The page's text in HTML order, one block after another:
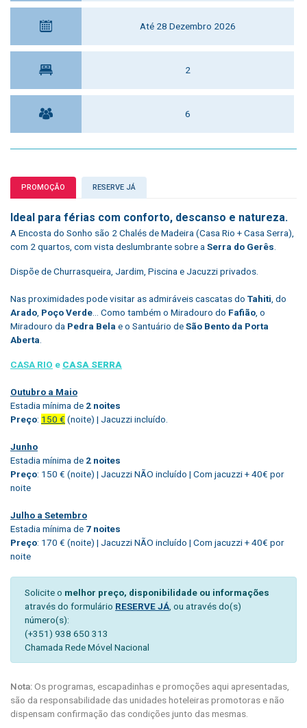
Até 28 Dezembro 2026
2
6
PROMOÇÃO RESERVE JÁ
Ideal para férias com conforto, descanso e natureza.
A Encosta do Sonho são 2 Chalés de Madeira (Casa Rio + Casa Serra),
com 2 quartos, com vista deslumbrante sobre a Serra do Gerês
Dispõe de Churrasqueira, Jardim, Piscina e Jacuzzi privados.
Nas proximidades pode visitar as admiráveis cascatas do Tahiti , do
Arado Poço Verde ... Como também o Miradouro do Fafião , o
Miradouro da Pedra Bela e o Santuário deSão Bento da Porta
Aberta
CASA RIO e CASA SERRA
Outubro a Maio
Estadia mínima de 2 noites
Preço: 150 € (noite) | Jacuzzi incluído.
Junho
Estadia mínima de 2 noites
Preço: 150 € (noite) | Jacuzzi NÃO incluído | Com jacuzzi + 40€ por
noite
Julho a Setembro
Estadia mínima de 7 noites
Preço: 170 € (noite) | Jacuzzi NÃO incluído | Com jacuzzi + 40€ por
noite
Solicite o melhor preço, disponibilidade ou informações
através do formulário RESERVE JÁ , ou através do(s)
número(s):
(+351) 938 650 313
Chamada Rede Móvel Nacional
Nota:Os programas, escapadinhas e promoções aqui apresentadas,
são da responsabilidade das unidades hoteleiras promotoras e não
dispensam confirmação das condições junto das mesmas.